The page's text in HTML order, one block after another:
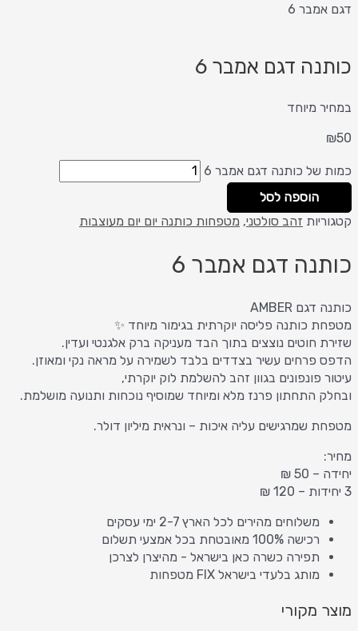
דגם אמבר 6
כותנה דגם אמבר 6
במחיר מיוחד
₪50
כמות של כותנה דגם אמבר 6
הוספה לסל
קטגוריות זהב סולטני, מטפחות כותנה יום יום מעוצבות
כותנה דגם אמבר 6
כותנה דגם AMBER
מטפחת כותנה פליסה יוקרתית בגימור מיוחד ✨
שזירת חוטים נוצצים בתוך הבד מעניקה ברק אלגנטי ועדין.
הדפס פרחים עשיר בצדדים בלבד לשמירה על מראה נקי ומאוזן.
עיטור פונפונים בגוון זהב להשלמת לוק יוקרתי,
ובחלק התחתון פרנז מלא ומיוחד שמוסיף נוכחות ותנועה מושלמת.
מטפחת שמרגישים עליה איכות – ונראית מיליון דולר.
מחיר:
יחידה – 50 ₪
3 יחידות – 120 ₪
משלוחים מהירים לכל הארץ 2-7 ימי עסקים
רכישה 100% מאובטחת בכל אמצעי תשלום
תפירה כשרה כאן בישראל - מהיצרן לצרכן
מותג בלעדי בישראל FIX מטפחות
מוצר מקורי